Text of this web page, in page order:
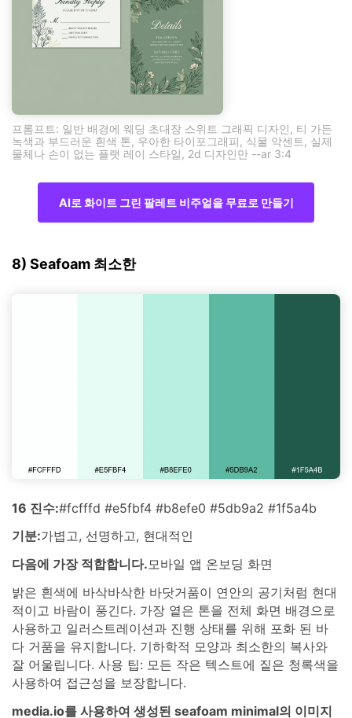
프롬프트: 일반 배경에 웨딩 초대장 스위트 그래픽 디자인, 티 가든
녹색과 부드러운 흰색 톤, 우아한 타이포그래피, 식물 악센트, 실제
물체나 손이 없는 플랫 레이 스타일, 2d 디자인만 --ar 3:4
AI로 화이트 그린 팔레트 비주얼을 무료로 만들기
8) Seafoam 최소한
16 진수:#fcfffd #e5fbf4 #b8efe0 #5db9a2 #1f5a4b
기분:가볍고, 선명하고, 현대적인
다음에 가장 적합합니다.모바일 앱 온보딩 화면
밝은 흰색에 바삭바삭한 바닷거품이 연안의 공기처럼 현대
적이고 바람이 풍긴다. 가장 옅은 톤을 전체 화면 배경으로
사용하고 일러스트레이션과 진행 상태를 위해 포화 된 바
다 거품을 유지합니다. 기하학적 모양과 최소한의 복사와
잘 어울립니다. 사용 팁: 모든 작은 텍스트에 짙은 청록색을
사용하여 접근성을 보장합니다.
media.io를 사용하여 생성된 seafoam minimal의 이미지